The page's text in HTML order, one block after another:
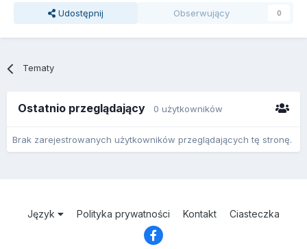
Udostępnij Obserwujący 0
Tematy
Ostatnio przeglądający 0 użytkowników
Brak zarejestrowanych użytkowników przeglądających tę stronę.
Język Polityka prywatności Kontakt Ciasteczka